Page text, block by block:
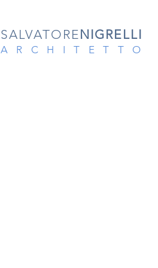
SALVATORENIGRELLI
ARCHITETTO